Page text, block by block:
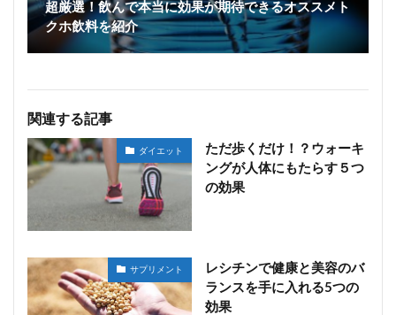
超厳選！飲んで本当に効果が期待できるオススメト
クホ飲料を紹介
関連する記事
ダイエット
ただ歩くだけ！？ウォーキ
ングが人体にもたらす５つ
の効果
サプリメント
レシチンで健康と美容のバ
ランスを手に入れる5つの
効果